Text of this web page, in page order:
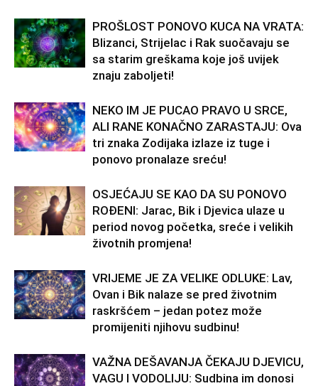
PROŠLOST PONOVO KUCA NA VRATA:
Blizanci, Strijelac i Rak suočavaju se
sa starim greškama koje još uvijek
znaju zaboljeti!
NEKO IM JE PUCAO PRAVO U SRCE,
ALI RANE KONAČNO ZARASTAJU: Ova
tri znaka Zodijaka izlaze iz tuge i
ponovo pronalaze sreću!
OSJEĆAJU SE KAO DA SU PONOVO
ROĐENI: Jarac, Bik i Djevica ulaze u
period novog početka, sreće i velikih
životnih promjena!
VRIJEME JE ZA VELIKE ODLUKE: Lav,
Ovan i Bik nalaze se pred životnim
raskršćem – jedan potez može
promijeniti njihovu sudbinu!
VAŽNA DEŠAVANJA ČEKAJU DJEVICU,
VAGU I VODOLIJU: Sudbina im donosi